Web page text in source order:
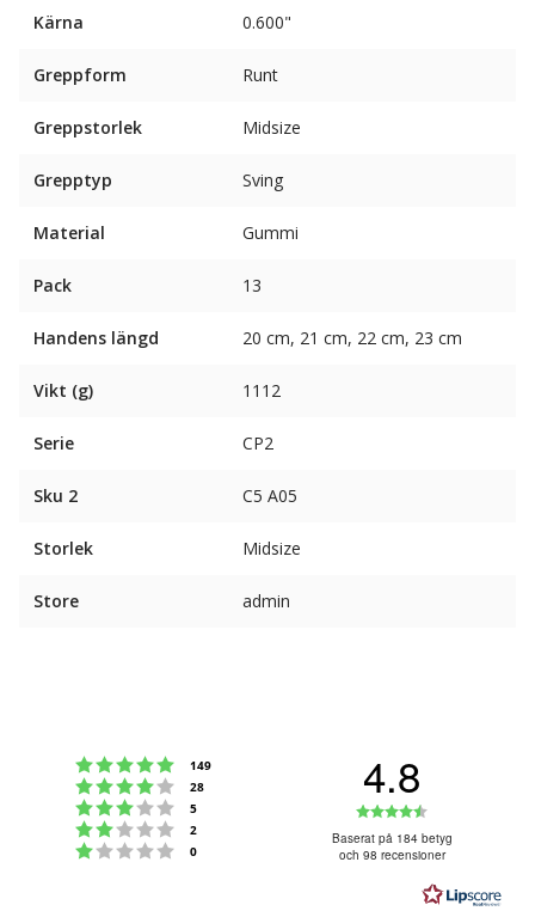
Kärna 0.600"
Greppform Runt
Greppstorlek Midsize
Grepptyp Sving
Material Gummi
Pack 13
Handens längd 20 cm, 21 cm, 22 cm, 23 cm
Vikt (g) 1112
Serie CP2
Sku 2 C5 A05
Storlek Midsize
Store admin
Betyg: 5 utav 5 stjärnor
149
Betyg: 4 utav 5 stjärnor
28
Betyg: 3 utav 5 stjärnor
5
Betyg: 2 utav 5 stjärnor
2
Betyg: 1 utav 5 stjärnor
0
4.8
4.8
utav
5
Baserat på 184 betyg
och 98 recensioner